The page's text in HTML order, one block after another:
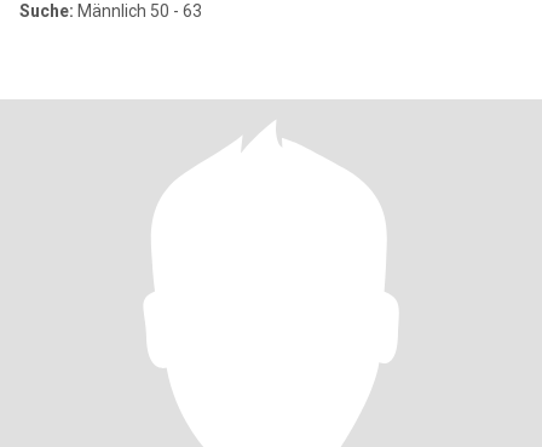
Suche: Männlich 50 - 63